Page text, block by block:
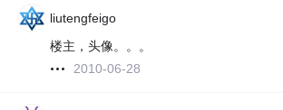
liutengfeigo
楼主，头像。。。
2010-06-28